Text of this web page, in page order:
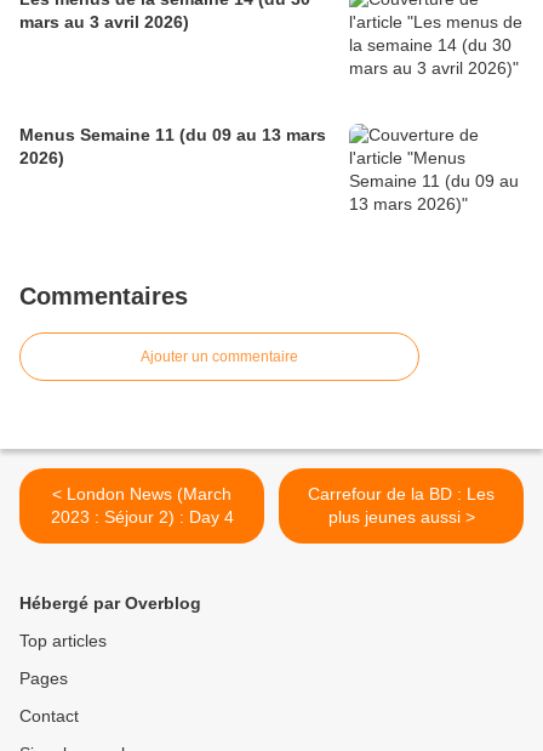
mars au 3 avril 2026)
Menus Semaine 11 (du 09 au 13 mars
2026)
Commentaires
Ajouter un commentaire
< London News (March
2023 : Séjour 2) : Day 4
Carrefour de la BD : Les
plus jeunes aussi >
Hébergé par Overblog
Top articles
Pages
Contact